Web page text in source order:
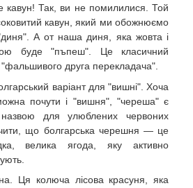
кавун! Так, ви не помилилися. Той
кавун, який ми обожнюємо
"диня". А от наша диня, яка жовта і
буде "пъпеш". Це класичний
друга перекладача".
варіант для "вишні". Хоча
почути і "вишня", "череша" є
для улюблених червоних
що болгарська черешня — це
велика ягода, яку активно
Ця колюча лісова красуня, яка